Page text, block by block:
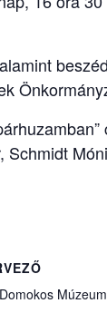
Schmidt
Múzeum